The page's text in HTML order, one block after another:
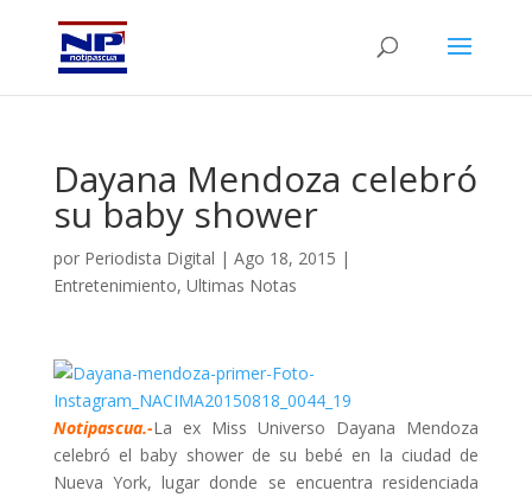
Dayana Mendoza celebró
su baby shower
por Periodista Digital | Ago 18, 2015 |
Entretenimiento, Ultimas Notas
Notipascua.-La ex Miss Universo Dayana Mendoza
celebró el baby shower de su bebé en la ciudad de
Nueva York, lugar donde se encuentra residenciada